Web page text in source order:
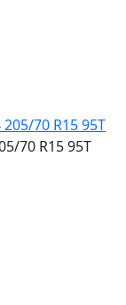
70 R15 95T